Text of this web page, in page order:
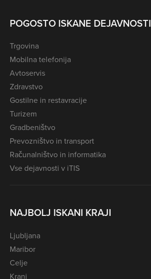
POGOSTO ISKANE DEJAVNOSTI
Trgovina
Mobilna telefonija
Avtoservis
Zdravstvo
Gostilne in restavracije
Turizem
Gradbeništvo
Prevozništvo in transport
Računalništvo in informatika
Vse dejavnosti v iTIS
NAJBOLJ ISKANI KRAJI
Ljubljana
Maribor
Celje
Kranj